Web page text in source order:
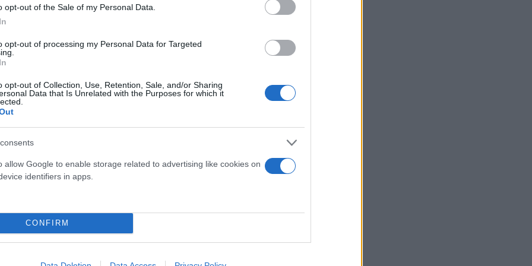
opt-out of the Sale of my Personal Data.
opt-out of processing my Personal Data for Targeted
opt-out of Collection, Use, Retention, Sale, and/or Sharing
Data that Is Unrelated with the Purposes for which it
allow Google to enable storage related to advertising like cookies on
identifiers in apps.
CONFIRM
οργάνωση
από τα τέλη Απριλίου 2026 στις περιοχές της
Διέθετε σαφή ιεραρχική δομή αποτελούμενη από